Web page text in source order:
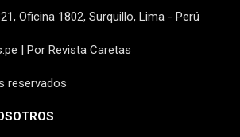
Oficina 1802, Surquillo, Lima - Perú
| Por Revista Caretas
reservados